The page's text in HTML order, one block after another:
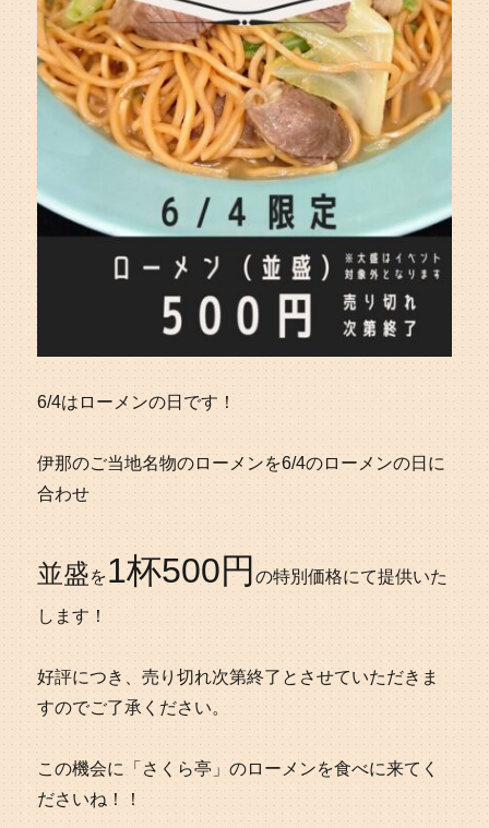
6/4はローメンの日です！
伊那のご当地名物のローメンを6/4のローメンの日に
合わせ
並盛を1杯500円の特別価格にて提供いた
します！
好評につき、売り切れ次第終了とさせていただきま
すのでご了承ください。
この機会に「さくら亭」のローメンを食べに来てく
ださいね！！